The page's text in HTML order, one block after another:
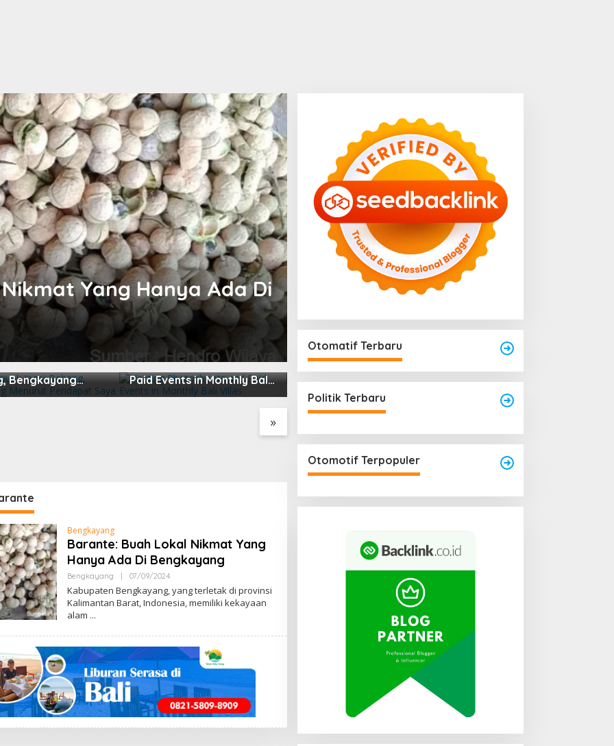
Yang Hanya Ada Di
»
Jagoi
Bengkayang
Pendapat Saya
Hosting Photoshoots and
Paid Events in Monthly Bali
Villas
Bengkayang Sukses
Laksanakan API Award
2025
Menjadi Titik Rawan Rayap
Jika Terlalu Lembap
Bengkayang
Barante: Buah Lokal Nikmat Yang
Hanya Ada Di Bengkayang
Bengkayang 07/09/2024B
M
E
E
L
B
E
N
G
K
A
Y
Kabupaten Bengkayang, yang terletak di provinsi
Kalimantan Barat, Indonesia, memiliki kekayaan
alam
Otomatif Terbaru
Politik Terbaru
Otomotif Terpopuler